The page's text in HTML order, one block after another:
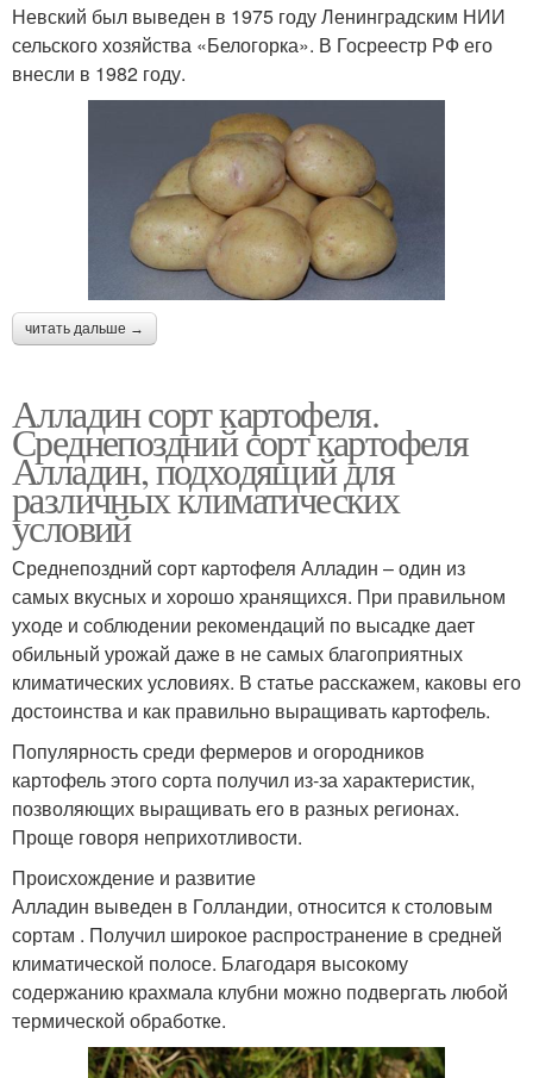
Невский был выведен в 1975 году Ленинградским НИИ
сельского хозяйства «Белогорка». В Госреестр РФ его
внесли в 1982 году.
читать дальше →
Алладин сорт картофеля.
Среднепоздний сорт картофеля
Алладин, подходящий для
различных климатических
условий
Среднепоздний сорт картофеля Алладин – один из
самых вкусных и хорошо хранящихся. При правильном
уходе и соблюдении рекомендаций по высадке дает
обильный урожай даже в не самых благоприятных
климатических условиях. В статье расскажем, каковы его
достоинства и как правильно выращивать картофель.
Популярность среди фермеров и огородников
картофель этого сорта получил из-за характеристик,
позволяющих выращивать его в разных регионах.
Проще говоря неприхотливости.
Происхождение и развитие
Алладин выведен в Голландии, относится к столовым
сортам . Получил широкое распространение в средней
климатической полосе. Благодаря высокому
содержанию крахмала клубни можно подвергать любой
термической обработке.